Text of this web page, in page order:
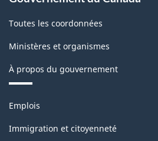
Toutes les coordonnées
Ministères et organismes
À propos du gouvernement
Thèmes
sujets
Emplois
Immigration et citoyenneté